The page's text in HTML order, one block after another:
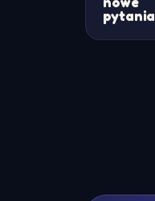
pytania